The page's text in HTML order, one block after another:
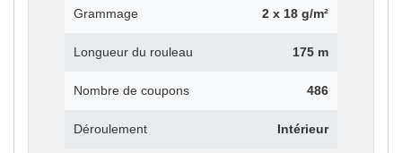
Grammage 2 x 18 g/m²
Longueur du rouleau 175 m
Nombre de coupons 486
Déroulement Intérieur